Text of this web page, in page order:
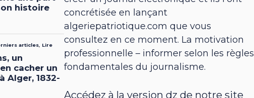
concrétisée en lançant
algeriepatriotique.com que vous
consultez en ce moment. La motivation
professionnelle – informer selon les règles
fondamentales du journalisme.
Accédez à la version dz de notre site